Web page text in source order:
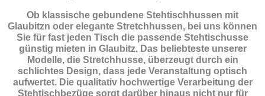
Ob klassische gebundene Stehtischhussen mit
Glaubitzn oder elegante Stretchhussen, bei uns können
Sie für fast jeden Tisch die passende Stehtischusse
günstig mieten in Glaubitz. Das beliebteste unserer
Modelle, die Stretchhusse, überzeugt durch ein
schlichtes Design, dass jede Veranstaltung optisch
aufwertet. Die qualitativ hochwertige Verarbeitung der
Stehtischbezüge sorgt darüber hinaus nicht nur für